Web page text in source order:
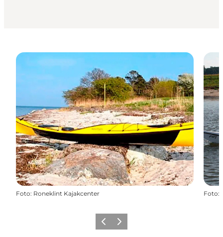
Foto: Roneklint Kajakcenter Foto:
ZurückWeiter